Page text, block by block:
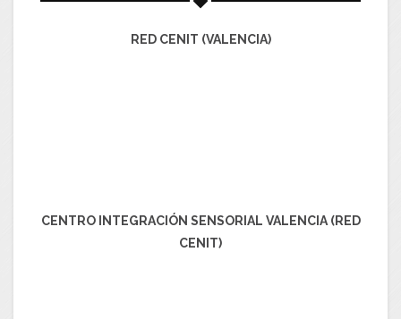
RED CENIT (VALENCIA)
CENTRO INTEGRACIÓN SENSORIAL VALENCIA (RED
CENIT)